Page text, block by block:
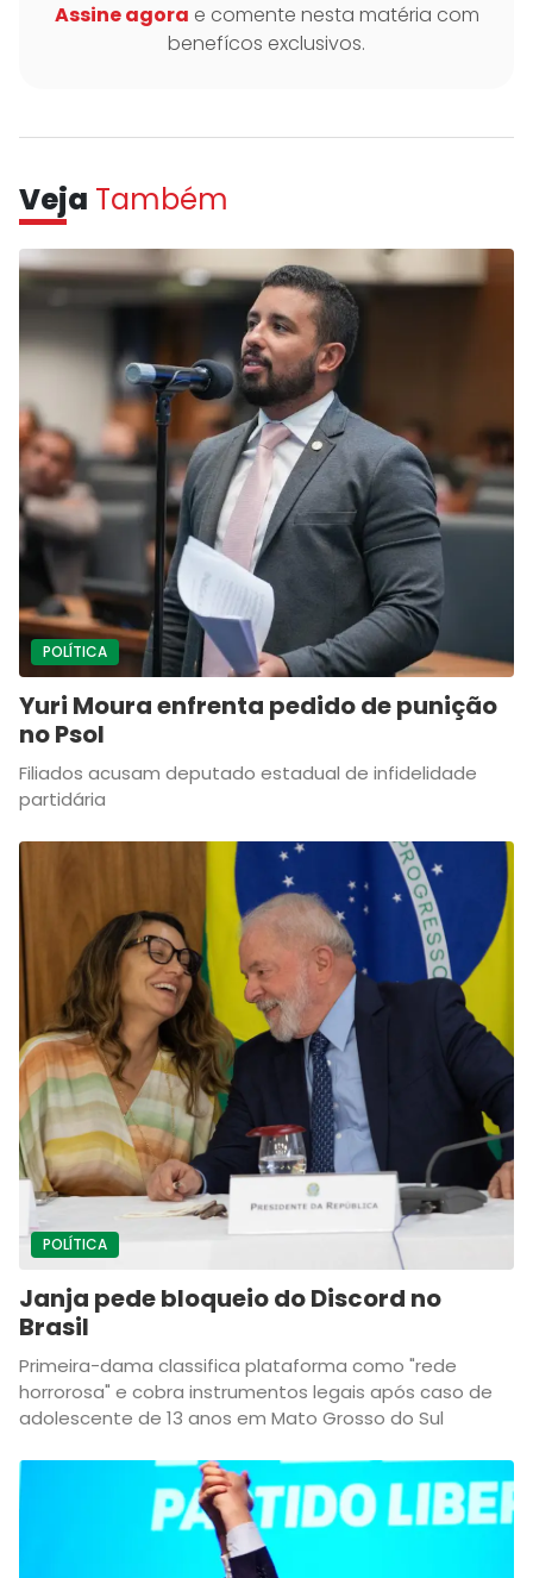
Assine agora e comente nesta matéria com
benefícos exclusivos.
Veja Também
POLÍTICA
Yuri Moura enfrenta pedido de punição
no Psol
Filiados acusam deputado estadual de infidelidade
partidária
POLÍTICA
Janja pede bloqueio do Discord no
Brasil
Primeira-dama classifica plataforma como "rede
horrorosa" e cobra instrumentos legais após caso de
adolescente de 13 anos em Mato Grosso do Sul